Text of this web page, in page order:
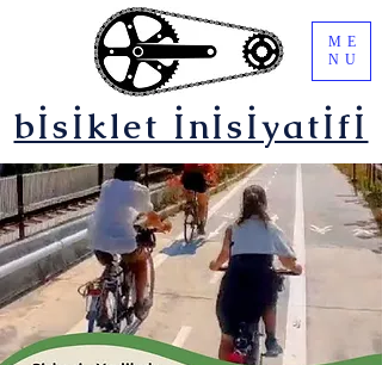
bİsİklet İnİsİyatİfİ
ME
NU